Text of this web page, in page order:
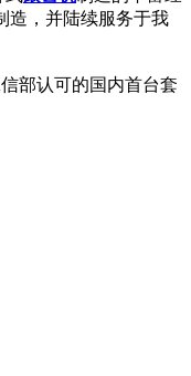
造，并陆续服务于我
部认可的国内首台套